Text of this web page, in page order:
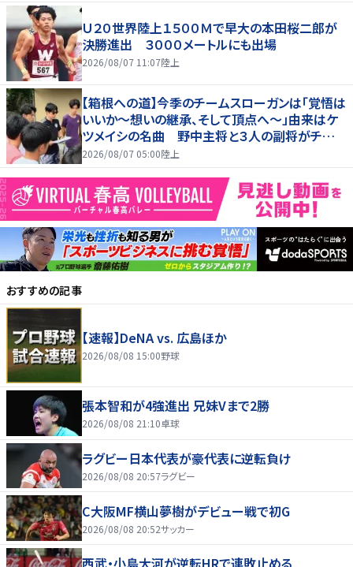
Ｕ２０世界陸上１５００Ｍで早大の本田桜二郎が
決勝進出 ３０００メートルにも出場
2026/08/07 11:07陸上
【箱根への道】今季のチームスローガンは「覚悟は
いいか～想いの継承、そして頂点へ～」由来はケ
ツメイシの名曲 野中主将と３人の副将がチーム
を引っ張る…夏合宿特集第１弾、国学院大
2026/08/07 05:00陸上
おすすめの記事
【速報】DeNA vs. 広島ほか
2026/08/08 15:00野球
張本智和が4強進出 兄妹Vまで2勝
2026/08/08 21:10卓球
ラグビー日本代表が豪代表に逆転負け
2026/08/08 20:57ラグビー
C大阪MF横山夢樹がデビュー戦で初G
2026/08/08 20:52サッカー